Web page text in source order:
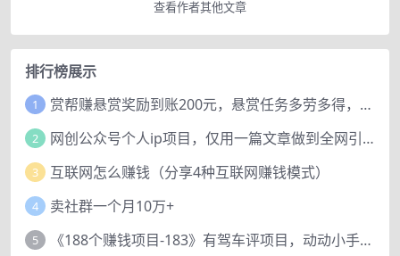
查看作者其他文章
排行榜展示
1 赏帮赚悬赏奖励到账200元，悬赏任务多劳多得，人人可做。
2 网创公众号个人ip项目，仅用一篇文章做到全网引流！
3 互联网怎么赚钱（分享4种互联网赚钱模式）
4 卖社群一个月10万+
5 《188个赚钱项目-183》有驾车评项目，动动小手，复制粘贴赚44元！